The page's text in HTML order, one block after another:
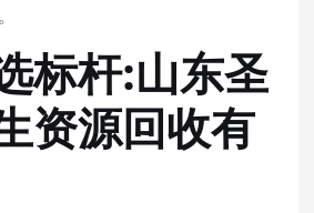
标杆:山东圣
资源回收有